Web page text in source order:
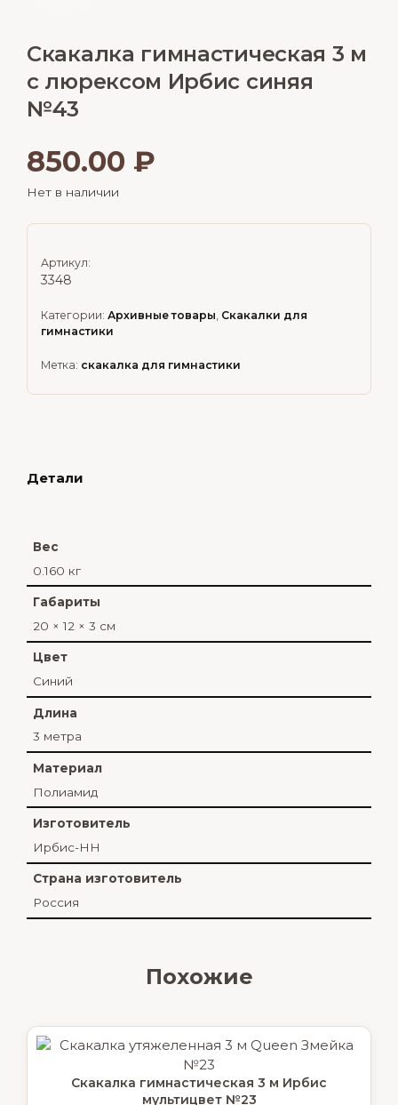
Скакалка гимнастическая 3 м
с люрексом Ирбис синяя
№43
850.00 ₽
Нет в наличии
Артикул:
3348
Категории: Архивные товары, Скакалки для
гимнастики
Метка: скакалка для гимнастики
Детали
Вес
0.160 кг
Габариты
20 × 12 × 3 см
Цвет
Синий
Длина
3 метра
Материал
Полиамид
Изготовитель
Ирбис-НН
Страна изготовитель
Россия
Похожие
Скакалка гимнастическая 3 м Ирбис
мультицвет №23